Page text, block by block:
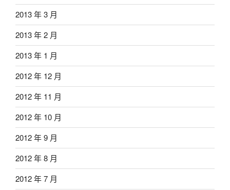
2013 年 3 月
2013 年 2 月
2013 年 1 月
2012 年 12 月
2012 年 11 月
2012 年 10 月
2012 年 9 月
2012 年 8 月
2012 年 7 月